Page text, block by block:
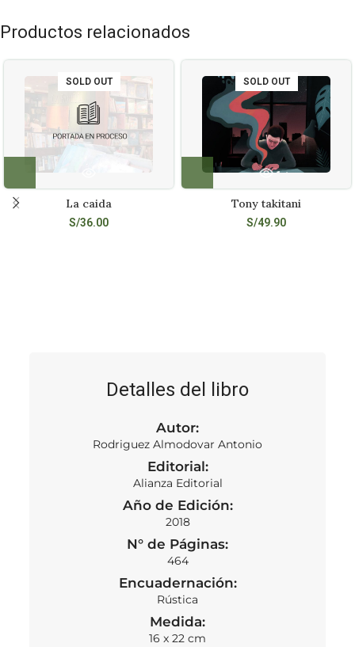
Productos relacionados
SOLD OUT
La caida
S/36.00
SOLD OUT
Tony takitani
S/49.90
Detalles del libro
Autor:
Rodriguez Almodovar Antonio
Editorial:
Alianza Editorial
Año de Edición:
2018
N° de Páginas:
464
Encuadernación:
Rústica
Medida:
16 x 22 cm